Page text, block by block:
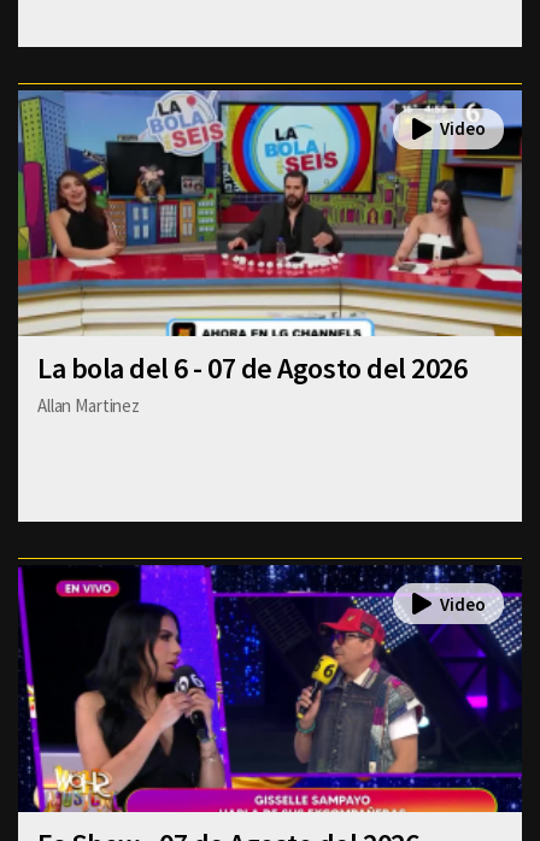
La bola del 6 - 07 de Agosto del 2026
Allan Martinez